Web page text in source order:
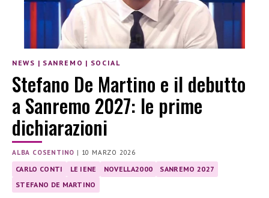
NEWS | SANREMO | SOCIAL
Stefano De Martino e il debutto
a Sanremo 2027: le prime
dichiarazioni
ALBA COSENTINO | 10 MARZO 2026
CARLO CONTI LE IENE NOVELLA2000
SANREMO 2027
STEFANO DE MARTINO